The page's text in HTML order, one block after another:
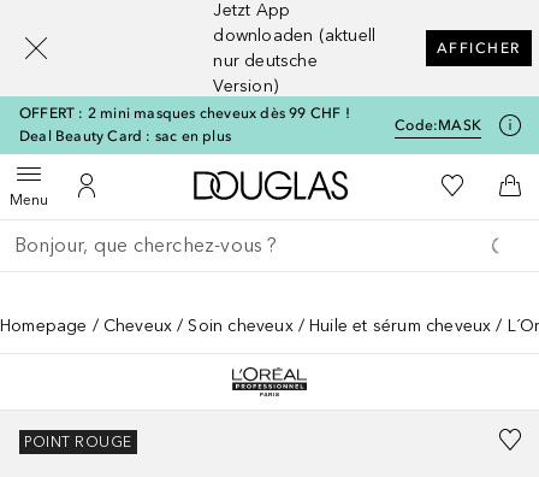
Jetzt App
downloaden (aktuell
nur deutsche
Version)
AFFICHER
OFFERT : 2 mini masques cheveux dès 99 CHF !
Deal Beauty Card : sac en plus
Code:MASK
MenuOuvrir le menuVers Mon Compte
Vers l'accueil Douglas
Vers Ma
Retourner
Exécuter la recherche
Homepage Cheveux Soin cheveux Huile et sérum cheveux
POINT ROUGE
[navigation.slideout.screenreader]